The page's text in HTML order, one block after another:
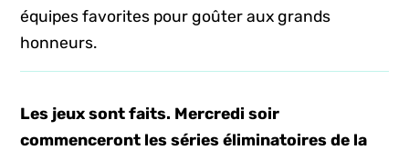
équipes favorites pour goûter aux grands
honneurs.
Les jeux sont faits. Mercredi soir
commenceront les séries éliminatoires de la